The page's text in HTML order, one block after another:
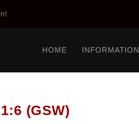
HOME INFORMATION
(GSW)